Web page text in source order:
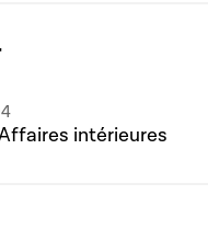
intérieures